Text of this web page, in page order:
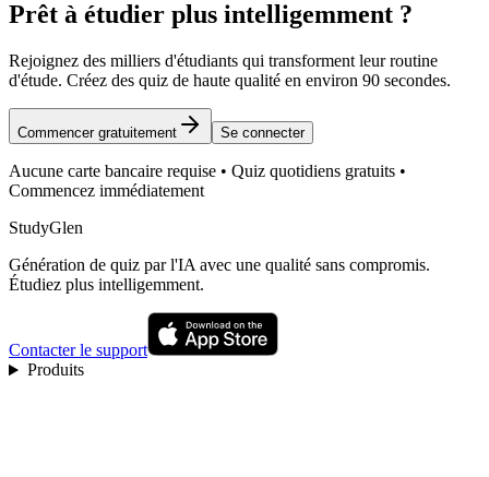
Prêt à étudier plus intelligemment ?
Rejoignez des milliers d'étudiants qui transforment leur routine
d'étude. Créez des quiz de haute qualité en environ 90 secondes.
Commencer gratuitement Se connecter
Aucune carte bancaire requise • Quiz quotidiens gratuits •
Commencez immédiatement
StudyGlen
Génération de quiz par l'IA avec une qualité sans compromis.
Étudiez plus intelligemment.
Contacter le support
Produits